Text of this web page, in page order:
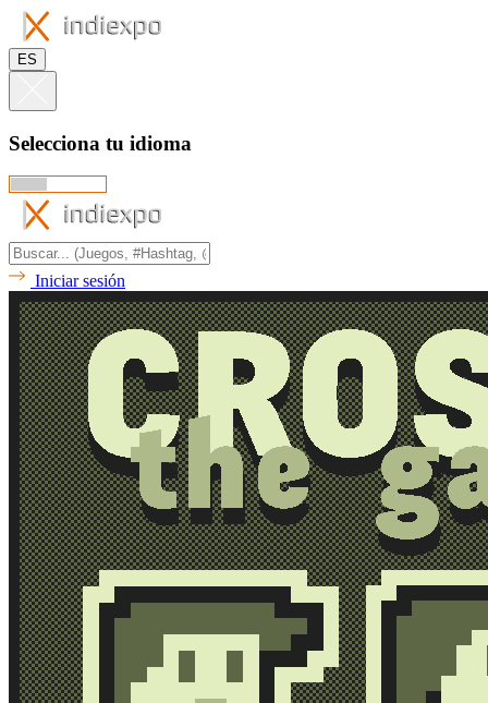
ES
Selecciona tu idioma
Iniciar sesión